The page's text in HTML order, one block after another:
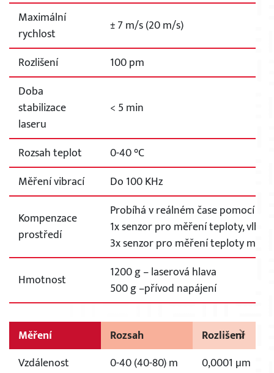
×
Maximální
rychlost
± 7 m/s (20 m/s)
Rozlišení
100 pm
Doba
stabilizace
laseru
< 5 min
Rozsah teplot
0-40 °C
Měření vibrací
Do 100 KHz
Kompenzace
prostředí
Probíhá v reálném čase pomocí
1x senzor pro měření teploty,
3x senzor pro měření teploty
Hmotnost
1200 g – laserová hlava
500 g –přívod napájení
Měření Rozsah
Rozlišení
Vzdálenost
0-40 (40-80) m
0,0001 µm